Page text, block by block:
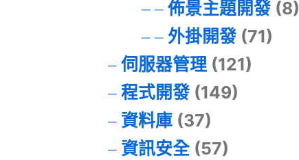
佈景主題開發(8)
外掛開發(71)
伺服器管理(121)
程式開發(149)
資料庫(37)
資訊安全(57)